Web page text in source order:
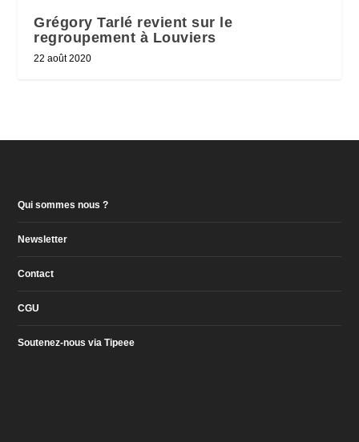
Grégory Tarlé revient sur le
regroupement à Louviers
22 août 2020
Qui sommes nous ?
Newsletter
Contact
CGU
Soutenez-nous via Tipeee